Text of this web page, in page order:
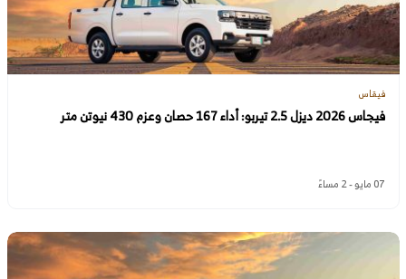
فيقاس
فيجاس 2026 ديزل 2.5 تيربو: أداء 167 حصان وعزم 430 نيوتن متر
07 مايو - 2 مساءً